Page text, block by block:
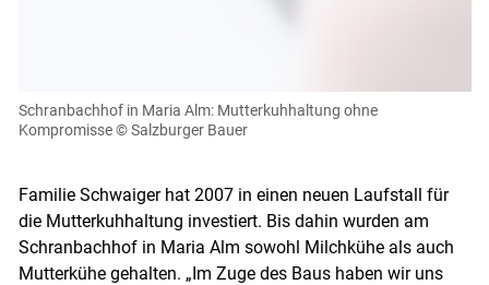
einsehen und korrigieren
Akzeptieren
Cookies Einstellungen
Schranbachhof in Maria Alm: Mutterkuhhaltung ohne
Kompromisse © Salzburger Bauer
Familie Schwaiger hat 2007 in einen neuen Laufstall für
die Mutterkuhhaltung investiert. Bis dahin wurden am
Schranbachhof in Maria Alm sowohl Milchkühe als auch
Mutterkühe gehalten. „Im Zuge des Baus haben wir uns